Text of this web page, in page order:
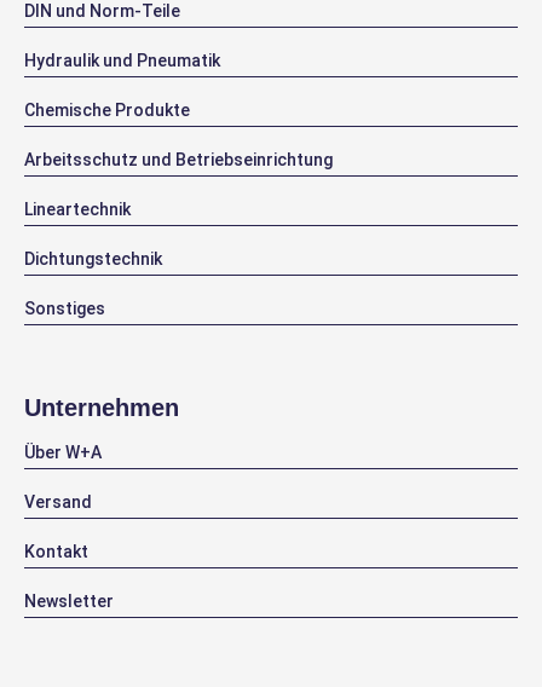
DIN und Norm-Teile
Hydraulik und Pneumatik
Chemische Produkte
Arbeitsschutz und Betriebseinrichtung
Lineartechnik
Dichtungstechnik
Sonstiges
Unternehmen
Über W+A
Versand
Kontakt
Newsletter